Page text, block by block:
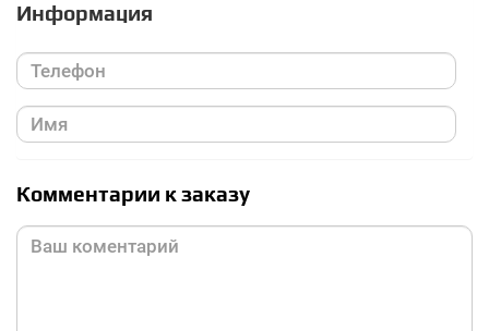
Информация
Комментарии к заказу